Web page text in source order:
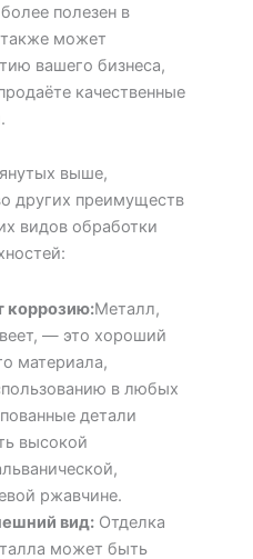
полезен в
может
вашего бизнеса,
качественные
выше,
других преимуществ
видов обработки
коррозию:Металл,
— это хороший
материала,
в любых
детали
высокой
ржавчине.
вид:Отделка
может быть